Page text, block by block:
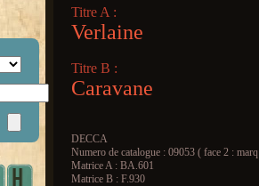
Titre A :
Verlaine
Titre B :
Caravane
DECCA
Numero de catalogue : 09053 ( face 2 : marq
Matrice A : BA.601
Matrice B : F.930